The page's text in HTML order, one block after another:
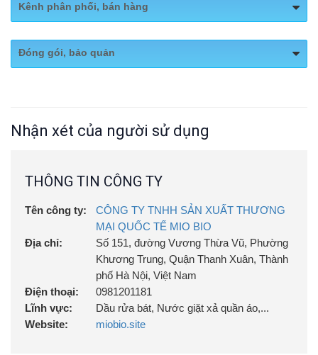
Kênh phân phối, bán hàng
Website:
miobio.site
Shop 1Check:
miobio.site
sinh-hoc-miobio
Đóng gói, bảo quản
Nhận xét của người sử dụng
THÔNG TIN CÔNG TY
Tên công ty:
CÔNG TY TNHH SẢN XUẤT THƯƠNG
MẠI QUỐC TẾ MIO BIO
Địa chỉ:
Số 151, đường Vương Thừa Vũ, Phường
Khương Trung, Quận Thanh Xuân, Thành
phố Hà Nội, Việt Nam
Điện thoại:
0981201181
Lĩnh vực:
Dầu rửa bát, Nước giặt xả quần áo,...
Website:
miobio.site